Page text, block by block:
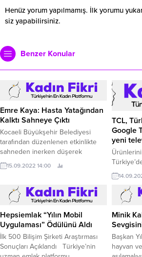
Henüz yorum yapılmamış. İlk yorumu
siz yapabilirsiniz.
Benzer Konular
Emre Kaya: Hasta Yatağından
Kalktı Sahneye Çıktı
Kocaeli Büyükşehir Belediyesi
tarafından düzenlenen etkinlikte
sahneden inerken düşerek
yaralanan ünlü Popçu Emre Kaya,
yine sahnelerin tozunu attı.
15.09.2022 14:00
TCL,
Google
yeni
modelleri
tüketici
ile tanıttı.
Hepsiemlak “Yılın Mobil
Uygulaması” Ödülünü Aldı
İlk 500 Bilişim Şirketi Araştırması
Sonuçları Açıklandı Türkiye’nin
Minik
Başkan
hayvan